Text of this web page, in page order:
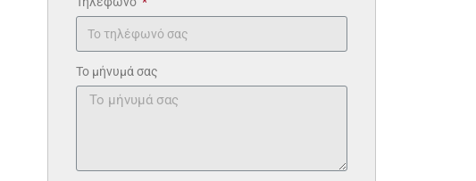
Το μήνυμά σας